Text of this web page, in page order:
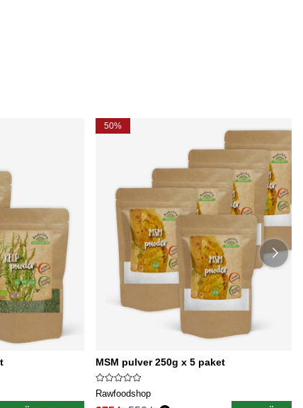
50%
MSM pulver 250g x 5 paket
Rawfoodshop